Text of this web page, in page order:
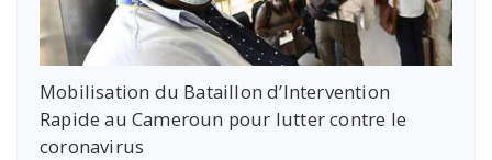
Mobilisation du Bataillon d’Intervention
Rapide au Cameroun pour lutter contre le
coronavirus